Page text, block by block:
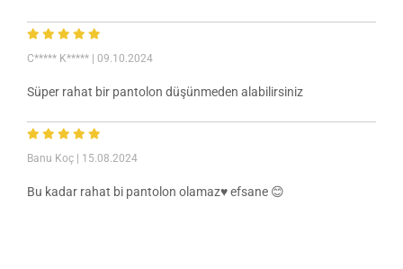
C***** K***** | 09.10.2024
Süper rahat bir pantolon düşünmeden alabilirsiniz
Banu Koç | 15.08.2024
Bu kadar rahat bi pantolon olamaz♥️ efsane 😊